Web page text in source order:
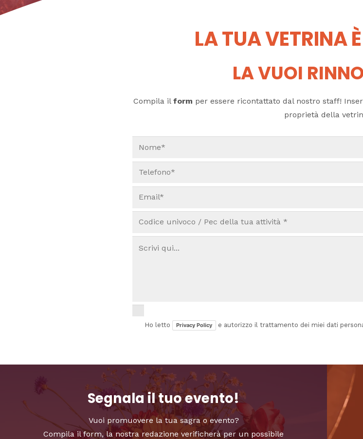
LA TUA VETRINA
LA VUOI
Compila il form per essere ricontattato dal nostro staff!
proprietà della
Ho letto Privacy Policy e autorizzo il trattamento dei miei dati
Segnala il tuo evento!
Vuoi promuovere la tua sagra o evento?
Compila il form, la nostra redazione verificherà per un possibile